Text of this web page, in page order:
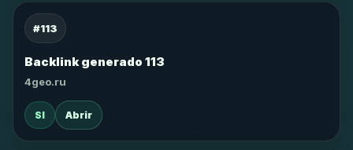
#113
Backlink generado 113
4geo.ru
SI Abrir